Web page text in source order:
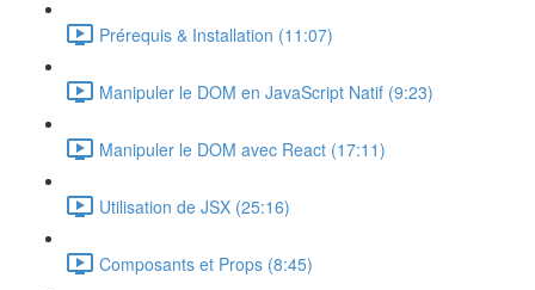
Prérequis & Installation (11:07)
Manipuler le DOM en JavaScript Natif (9:23)
Manipuler le DOM avec React (17:11)
Utilisation de JSX (25:16)
Composants et Props (8:45)